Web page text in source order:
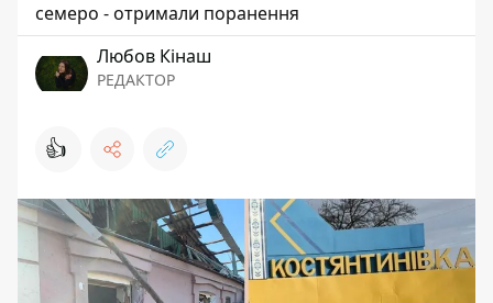
семеро - отримали поранення
Любов Кінаш
РЕДАКТОР
👍